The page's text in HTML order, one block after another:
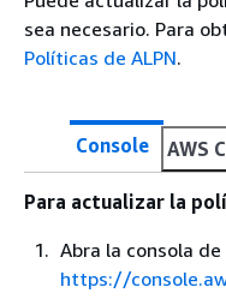
sea necesario. Para
Políticas de ALPN.
Console AWS
Para actualizar la
Abra la consola de
https://